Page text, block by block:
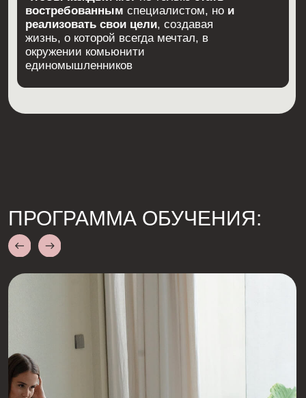
ЭТО НЕ ПРОСТО ШКОЛА!
ЭТО МЕСТО
ДЛЯ САМОРЕАЛИЗАЦИИ
РЕЗУЛЬТАТЫ
Освоишь знания и навыки
профессии SMM-специалист